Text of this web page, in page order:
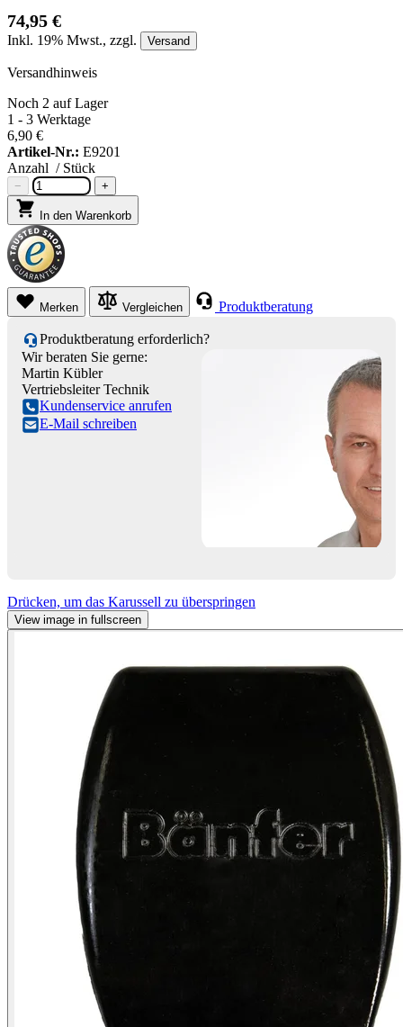
74,95 €
Inkl. 19% Mwst., zzgl. Versand
Versandhinweis
Noch 2 auf Lager
1 - 3 Werktage
6,90 €
Artikel-Nr.: E9201
Anzahl / Stück
− +
In den Warenkorb
Merken Vergleichen Produktberatung
Produktberatung erforderlich?
Wir beraten Sie gerne:
Martin Kübler
Vertriebsleiter Technik
Kundenservice anrufen
E-Mail schreiben
Drücken, um das Karussell zu überspringen
View image in fullscreen